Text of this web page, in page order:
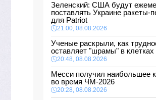
Зеленский: США будут
поставлять Украине ракеты-
для Patriot
21:00, 08.08.2026
Ученые раскрыли, как
оставляет "шрамы" в клетках
20:48, 08.08.2026
Месси получил наибольшее
во время ЧМ-2026
20:28, 08.08.2026